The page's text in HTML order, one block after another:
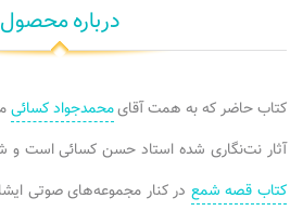
درباره محصول
کتاب حاضر که به همت آقایمحمدجواد کسائی
آثار نت‌نگاری شده استاد حسن کسائی است و
کتاب قصه شمع در کنار مجموعه‌های صوتی